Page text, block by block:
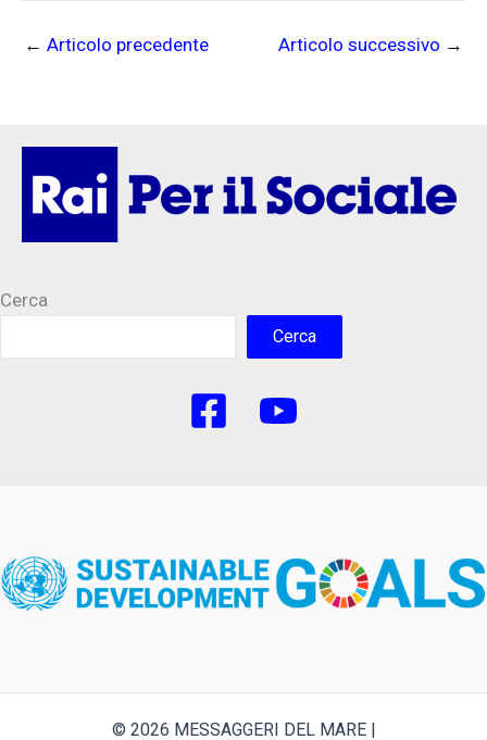
← Articolo precedente Articolo successivo →
Cerca
Cerca
© 2026 MESSAGGERI DEL MARE |